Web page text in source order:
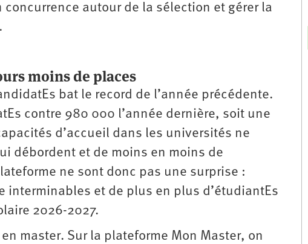
autour de la sélection et gérer la
moins de places
bat le record de l’année précédente.
contre 980 000 l’année dernière, soit une
d’accueil dans les universités ne
débordent et de moins en moins de
ne sont donc pas une surprise :
interminables et de plus en plus d’étudiantEs
2026-2027.
master. Sur la plateforme Mon Master, on